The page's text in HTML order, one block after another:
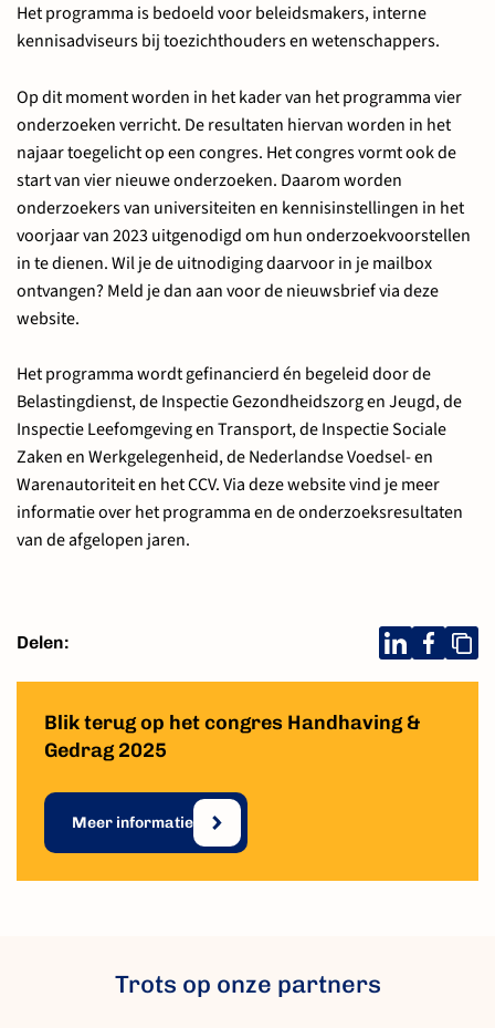
Het programma is bedoeld voor beleidsmakers, interne
kennisadviseurs bij toezichthouders en wetenschappers.
Op dit moment worden in het kader van het programma vier
onderzoeken verricht. De resultaten hiervan worden in het
najaar toegelicht op een congres. Het congres vormt ook de
start van vier nieuwe onderzoeken. Daarom worden
onderzoekers van universiteiten en kennisinstellingen in het
voorjaar van 2023 uitgenodigd om hun onderzoekvoorstellen
in te dienen. Wil je de uitnodiging daarvoor in je mailbox
ontvangen? Meld je dan aan voor de nieuwsbrief via deze
website.
Het programma wordt gefinancierd én begeleid door de
Belastingdienst, de Inspectie Gezondheidszorg en Jeugd, de
Inspectie Leefomgeving en Transport, de Inspectie Sociale
Zaken en Werkgelegenheid, de Nederlandse Voedsel- en
Warenautoriteit en het CCV. Via deze website vind je meer
informatie over het programma en de onderzoeksresultaten
van de afgelopen jaren.
Delen:
Blik terug op het congres Handhaving &
Gedrag 2025
Meer informatie
Trots op onze partners